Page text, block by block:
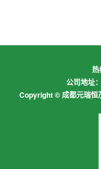
公司地址
Copyright © 成都元瑞恒